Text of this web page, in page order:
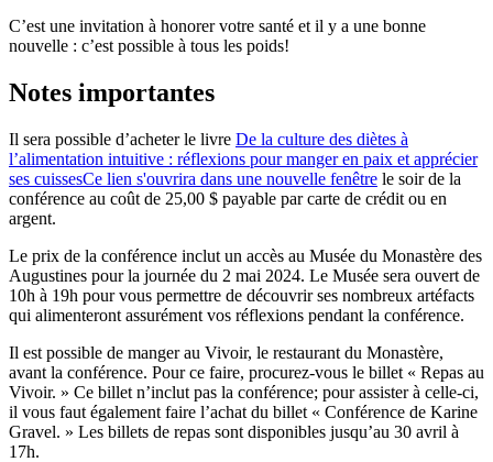
C’est une invitation à honorer votre santé et il y a une bonne
nouvelle : c’est possible à tous les poids!
Notes importantes
Il sera possible d’acheter le livre De la culture des diètes à
l’alimentation intuitive : réflexions pour manger en paix et apprécier
ses cuissesCe lien s'ouvrira dans une nouvelle fenêtre le soir de la
conférence au coût de 25,00 $ payable par carte de crédit ou en
argent.
Le prix de la conférence inclut un accès au Musée du Monastère des
Augustines pour la journée du 2 mai 2024. Le Musée sera ouvert de
10h à 19h pour vous permettre de découvrir ses nombreux artéfacts
qui alimenteront assurément vos réflexions pendant la conférence.
Il est possible de manger au Vivoir, le restaurant du Monastère,
avant la conférence. Pour ce faire, procurez-vous le billet « Repas au
Vivoir. » Ce billet n’inclut pas la conférence; pour assister à celle-ci,
il vous faut également faire l’achat du billet « Conférence de Karine
Gravel. » Les billets de repas sont disponibles jusqu’au 30 avril à
17h.